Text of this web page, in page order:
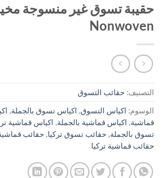
حقيبة تسوق غير منسوجة
Nonwoven
التصنيف: حقائب التسوق
الوسوم: اكياس التسوق, اكياس تسوق بالجملة,
قماشية, اكياس قماشية بالجملة, اكياس قماشية
تسوق بالجملة, حقائب تسوق تركيا, حقائب
حقائب قماشية تركيا